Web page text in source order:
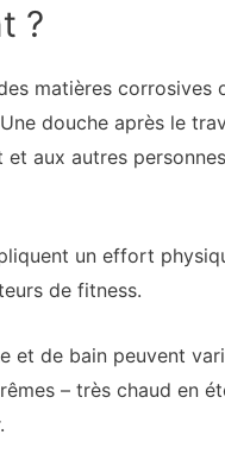
?
matières corrosives
douche après le
aux autres
un effort
de fitness.
de bain peuvent
– très chaud en